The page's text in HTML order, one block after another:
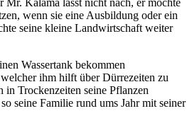
Kalama lässt nicht nach, er möchte
wenn sie eine Ausbildung oder ein
seine kleine Landwirtschaft weiter
Wassertank bekommen
ihm hilft über Dürrezeiten zu
in Trockenzeiten seine Pflanzen
seine Familie rund ums Jahr mit seiner